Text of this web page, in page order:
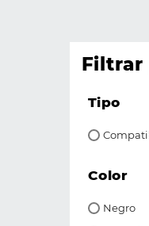
filtrar
Tipo
Color
Negro